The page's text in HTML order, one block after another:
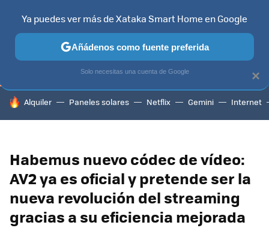
TELEVISORES CONTENIDOS SMART TV SELECCIÓN
HOY SE HABLA DE
Alquiler Paneles solares Netflix Gemini Internet
Habemus nuevo códec de vídeo:
AV2 ya es oficial y pretende ser la
nueva revolución del streaming
gracias a su eficiencia mejorada
×
Ya puedes ver más de Xataka Smart Home en Google
Añádenos como fuente preferida
Solo necesitas una cuenta de Google